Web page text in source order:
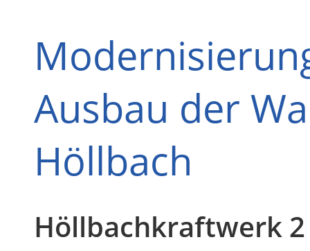
Ausbau der
Höllbach
Höllbachkraftwerk 2